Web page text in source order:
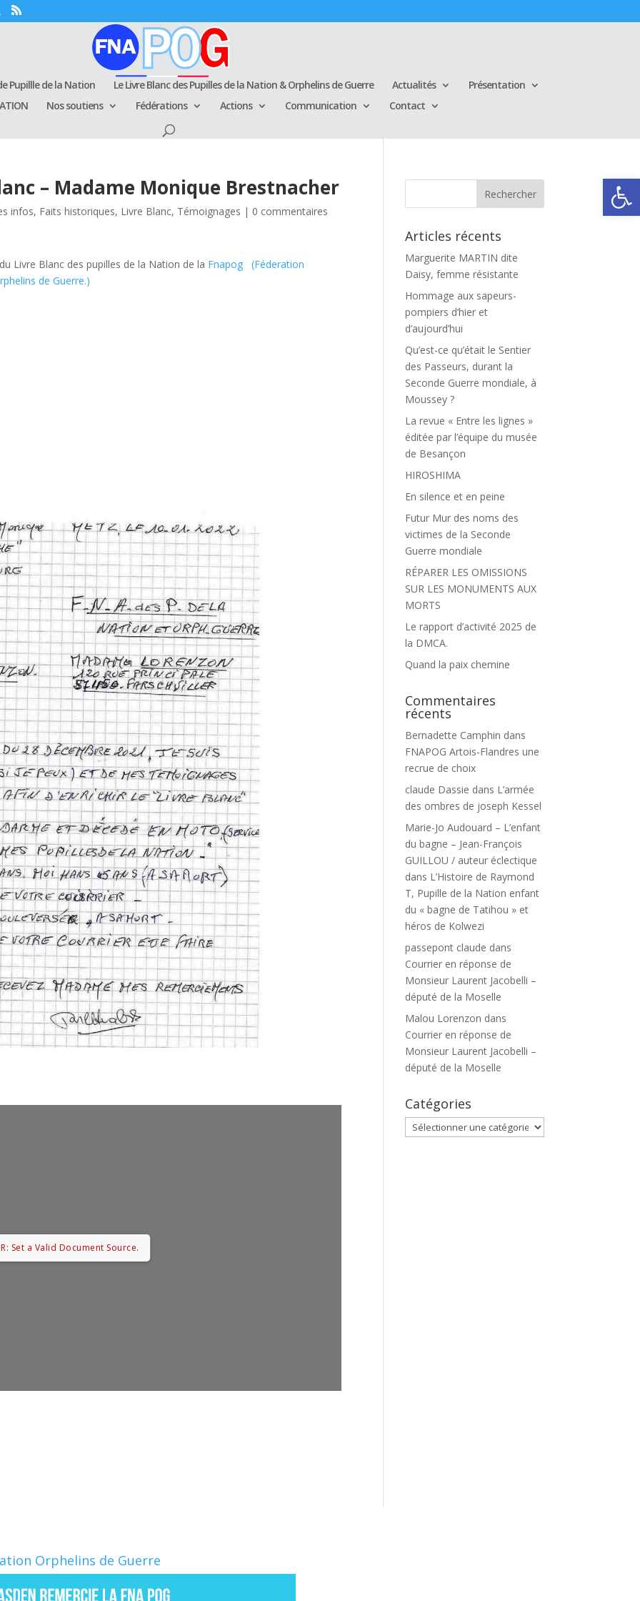
Ouvrir
Pupillle de la Nation Le Livre Blanc des Pupilles de la Nation & Orphelins de Guerre Actualités
Présentation
Nos soutiens Fédérations Actions Communication Contact
– Madame Monique Brestnacher
infos, Faits historiques, Livre Blanc, Témoignages | 0 commentaires
Livre Blanc des pupilles de la Nation de la Fnapog (Féderation
de Guerre.)
Set a Valid Document Source.
Articles récents
Marguerite MARTIN dite
Daisy, femme résistante
Hommage aux sapeurs-
pompiers d’hier et
d’aujourd’hui
Qu’est-ce qu’était le Sentier
des Passeurs, durant la
Seconde Guerre mondiale, à
Moussey ?
La revue « Entre les lignes »
éditée par l’équipe du musée
de Besançon
HIROSHIMA
En silence et en peine
Futur Mur des noms des
victimes de la Seconde
Guerre mondiale
RÉPARER LES OMISSIONS
SUR LES MONUMENTS AUX
MORTS
Le rapport d’activité 2025 de
la DMCA.
Quand la paix chemine
Commentaires
récents
Bernadette Camphin dans
FNAPOG Artois-Flandres une
recrue de choix
claude Dassie dans L’armée
des ombres de joseph Kessel
Marie-Jo Audouard – L’enfant
du bagne – Jean-François
GUILLOU / auteur éclectique
dans L’Histoire de Raymond
T, Pupille de la Nation enfant
du « bagne de Tatihou » et
héros de Kolwezi
passepont claude dans
Courrier en réponse de
Monsieur Laurent Jacobelli –
député de la Moselle
Malou Lorenzon dans
Courrier en réponse de
Monsieur Laurent Jacobelli –
député de la Moselle
Catégories
Catégories
Orphelins de Guerre